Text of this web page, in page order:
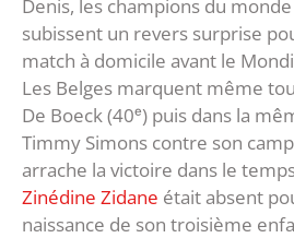
Denis, les champions du
subissent un revers surprise
match à domicile avant le
Les Belges marquent même
De Boeck (40ᵉ) puis dans la
Timmy Simons contre son
arrache la victoire dans le
Zinédine Zidane était absent
naissance de son troisième